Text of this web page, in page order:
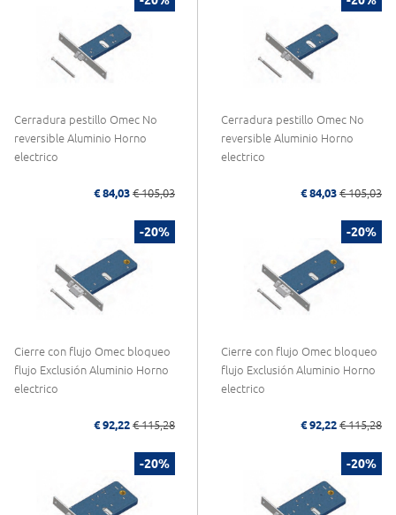
Cerradura pestillo Omec No
reversible Aluminio Horno
electrico
€ 84,03 € 105,03
Cerradura pestillo Omec No
reversible Aluminio Horno
electrico
€ 84,03 € 105,03
-20%
Cierre con flujo Omec bloqueo
flujo Exclusión Aluminio Horno
electrico
€ 92,22 € 115,28
-20%
Cierre con flujo Omec bloqueo
flujo Exclusión Aluminio Horno
electrico
€ 92,22 € 115,28
-20% -20%